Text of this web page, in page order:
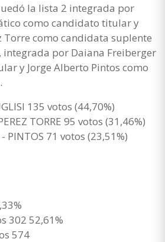
la lista 2 integrada por
como candidato titular y
Torre como candidata suplente
integrada por Daiana Freiberger
y Jorge Alberto Pintos como
135 votos (44,70%)
TORRE 95 votos (31,46%)
- PINTOS 71 votos (23,51%)
302 52,61%
574